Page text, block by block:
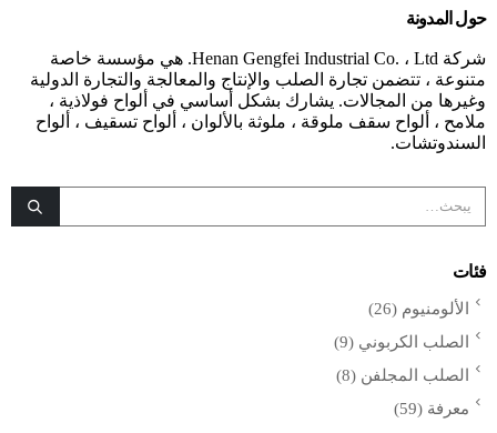
حول المدونة
شركة Henan Gengfei Industrial Co. ، Ltd. هي مؤسسة خاصة
متنوعة ، تتضمن تجارة الصلب والإنتاج والمعالجة والتجارة الدولية
وغيرها من المجالات. يشارك بشكل أساسي في ألواح فولاذية ،
ملامح ، ألواح سقف ملوقة ، ملوثة بالألوان ، ألواح تسقيف ، ألواح
السندوتشات.
فئات
الألومنيوم (26)
الصلب الكربوني (9)
الصلب المجلفن (8)
معرفة (59)